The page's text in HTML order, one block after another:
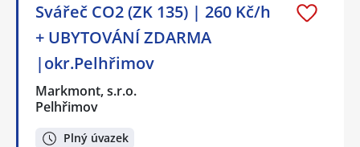
Svářeč CO2 (ZK 135) | 260 Kč/h
+ UBYTOVÁNÍ ZDARMA
|okr.Pelhřimov
Markmont, s.r.o.
Pelhřimov
Plný úvazek